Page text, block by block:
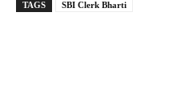
TAGS SBI Clerk Bharti